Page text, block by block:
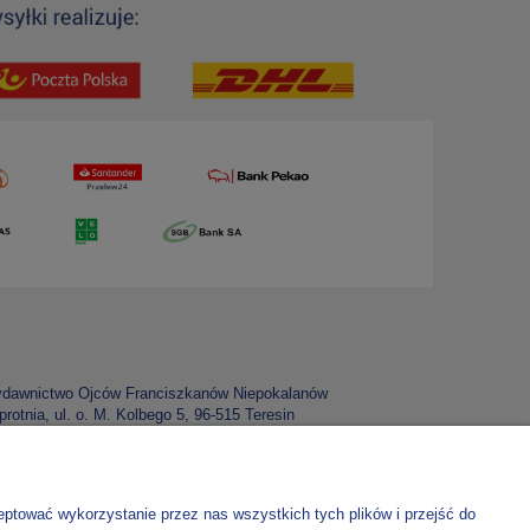
Ojców Franciszkanów Niepokalanów
ul. o. M. Kolbego 5, 96-515 Teresin
wykorzystanie przez nas wszystkich tych plików i przejść do